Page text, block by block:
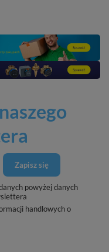
Zapisz się
powyżej danych
handlowych o